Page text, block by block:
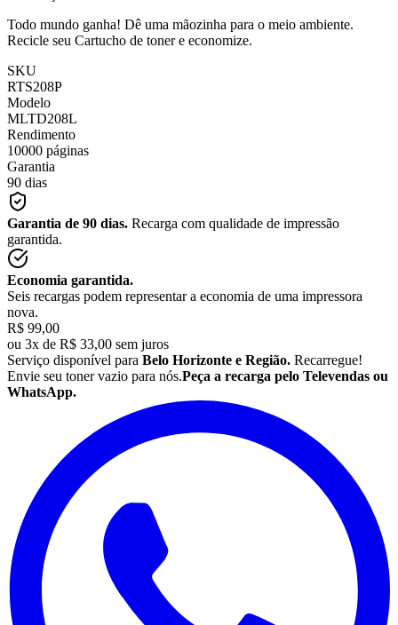
Todo mundo ganha! Dê uma mãozinha para o meio ambiente.
Recicle seu Cartucho de toner e economize.
SKU
RTS208P
Modelo
MLTD208L
Rendimento
10000 páginas
Garantia
90 dias
Garantia de 90 dias. Recarga com qualidade de impressão
garantida.
Economia garantida.
Seis recargas podem representar a economia de uma impressora
nova.
R$ 99,00
ou 3x de R$ 33,00 sem juros
Serviço disponível para Belo Horizonte e Região. Recarregue!
Envie seu toner vazio para nós.Peça a recarga pelo Televendas ou
WhatsApp.